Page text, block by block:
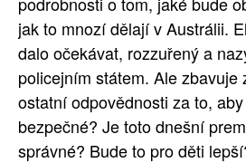
jak to mnozí dělají v Austrálii.
dalo očekávat, rozzuřený a
policejním státem. Ale zbavuje
ostatní odpovědnosti za to,
bezpečné? Je toto dnešní
správné? Bude to pro děti